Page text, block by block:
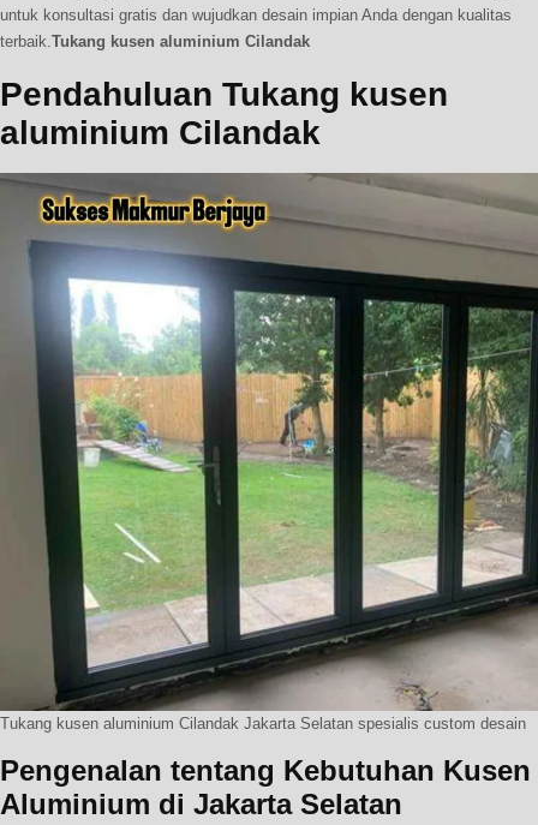
untuk konsultasi gratis dan wujudkan desain impian Anda dengan kualitas
terbaik.Tukang kusen aluminium Cilandak
Pendahuluan Tukang kusen
aluminium Cilandak
Tukang kusen aluminium Cilandak Jakarta Selatan spesialis custom desain
Pengenalan tentang Kebutuhan Kusen
Aluminium di Jakarta Selatan